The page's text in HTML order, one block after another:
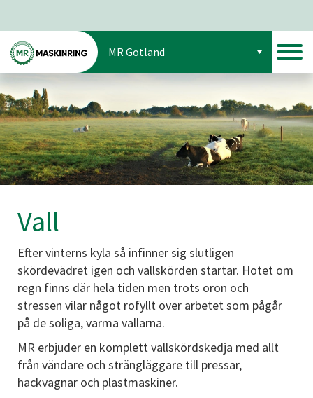
MR Gotland
Vall
Efter vinterns kyla så infinner sig slutligen
skördevädret igen och vallskörden startar. Hotet om
regn finns där hela tiden men trots oron och
stressen vilar något rofyllt över arbetet som pågår
på de soliga, varma vallarna.
MR erbjuder en komplett vallskördskedja med allt
från vändare och strängläggare till pressar,
hackvagnar och plastmaskiner.